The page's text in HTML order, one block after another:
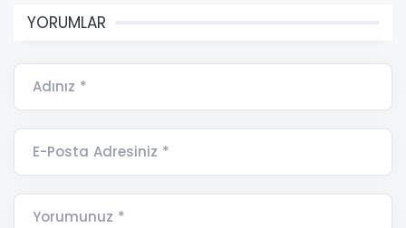
YORUMLAR
Adınız *
E-Posta Adresiniz *
Yorumunuz *